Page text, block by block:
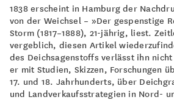
1838 erscheint in Hamburg der
von der Weichsel – »Der gespenstige
Storm (1817–1888), 21-jährig, liest.
vergeblich, diesen Artikel
des Deichsagenstoffs verlässt ihn
er mit Studien, Skizzen, Forschungen
17. und 18. Jahrhunderts, über
und Landverkaufsstrategien in Nord-